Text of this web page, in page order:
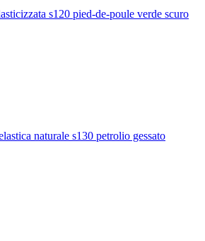
s120 pied-de-poule verde scuro
naturale s130 petrolio gessato